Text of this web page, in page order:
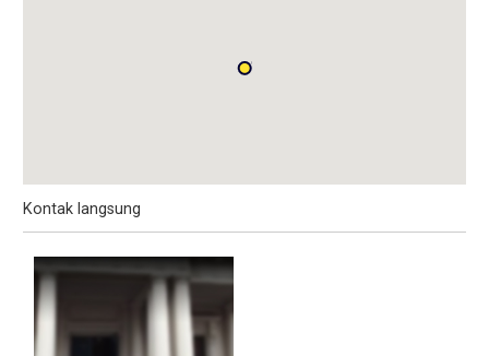
Kontak langsung